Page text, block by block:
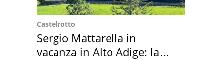
Castelrotto
Sergio Mattarella in
vacanza in Alto Adige: la